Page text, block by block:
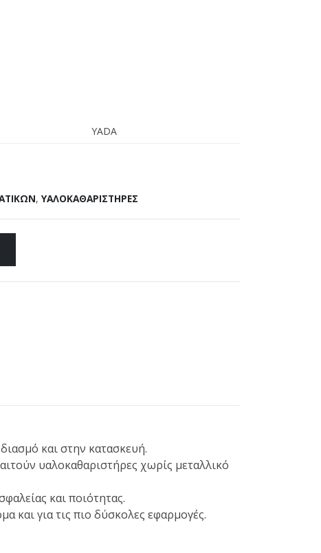
YADA
, ΥΑΛΟΚΑΘΑΡΙΣΤΗΡΕΣ
και στην κατασκευή.
υαλοκαθαριστήρες χωρίς μεταλλικό
και ποιότητας.
και για τις πιο δύσκολες εφαρμογές.